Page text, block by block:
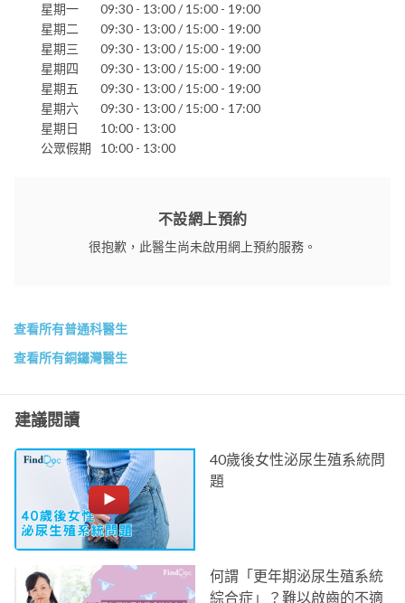
星期一
09:30 - 13:00 / 15:00 - 19:00
星期二
09:30 - 13:00 / 15:00 - 19:00
星期三
09:30 - 13:00 / 15:00 - 19:00
星期四
09:30 - 13:00 / 15:00 - 19:00
星期五
09:30 - 13:00 / 15:00 - 19:00
星期六
09:30 - 13:00 / 15:00 - 17:00
星期日
10:00 - 13:00
公眾假期
10:00 - 13:00
不設網上預約
很抱歉，此醫生尚未啟用網上預約服務。
查看所有普通科醫生
查看所有銅鑼灣醫生
建議閱讀
40歲後女性泌尿生殖系統問
題
何謂「更年期泌尿生殖系統
綜合症」？難以啟齒的不適